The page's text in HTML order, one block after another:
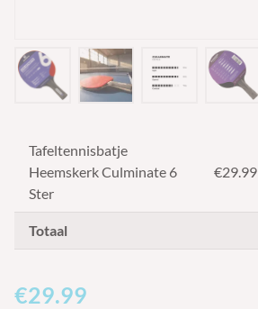
Tafeltennisbatje
Heemskerk Culminate 6
Ster
€29.99
Totaal
€29.99